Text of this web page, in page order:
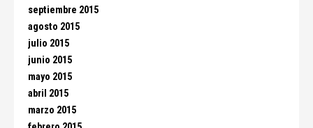
septiembre 2015
agosto 2015
julio 2015
junio 2015
mayo 2015
abril 2015
marzo 2015